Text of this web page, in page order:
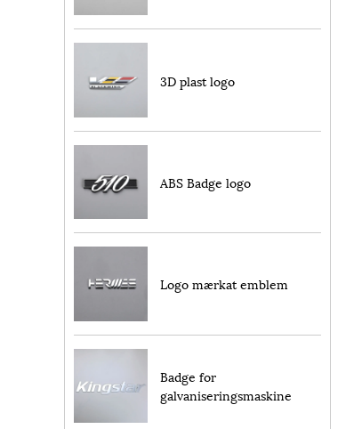
3D plast logo
ABS Badge logo
Logo mærkat emblem
Badge for
galvaniseringsmaskine